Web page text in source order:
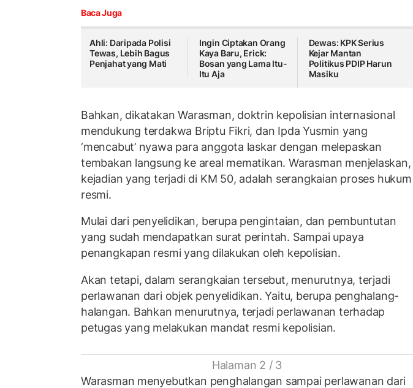
Baca Juga
Ahli: Daripada Polisi
Tewas, Lebih Bagus
Penjahat yang Mati
Ingin Ciptakan Orang
Kaya Baru, Erick:
Bosan yang Lama Itu-
Itu Aja
Dewas: KPK Serius
Kejar Mantan
Politikus PDIP Harun
Masiku
Bahkan, dikatakan Warasman, doktrin kepolisian internasional
mendukung terdakwa Briptu Fikri, dan Ipda Yusmin yang
‘mencabut’ nyawa para anggota laskar dengan melepaskan
tembakan langsung ke areal mematikan. Warasman menjelaskan,
kejadian yang terjadi di KM 50, adalah serangkaian proses hukum
resmi.
Mulai dari penyelidikan, berupa pengintaian, dan pembuntutan
yang sudah mendapatkan surat perintah. Sampai upaya
penangkapan resmi yang dilakukan oleh kepolisian.
Akan tetapi, dalam serangkaian tersebut, menurutnya, terjadi
perlawanan dari objek penyelidikan. Yaitu, berupa penghalang-
halangan. Bahkan menurutnya, terjadi perlawanan terhadap
petugas yang melakukan mandat resmi kepolisian.
Halaman 2 / 3
Warasman menyebutkan penghalangan sampai perlawanan dari